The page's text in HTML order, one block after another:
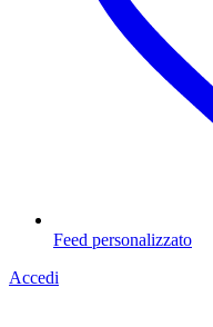
Feed personalizzato
Accedi